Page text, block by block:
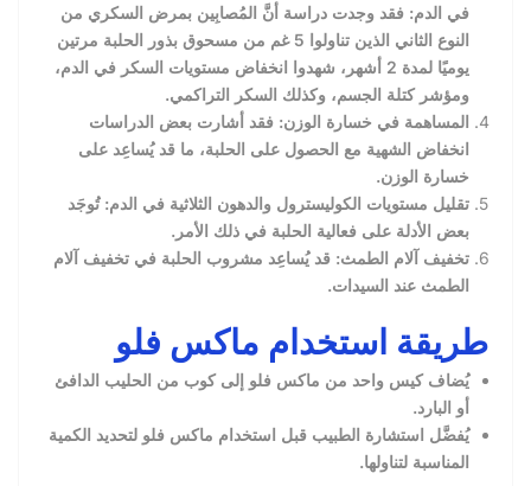
في الدم: فقد وجدت دراسة أنَّ المُصابِين بمرض السكري من
النوع الثاني الذين تناولوا 5 غم من مسحوق بذور الحلبة مرتين
يوميًا لمدة 2 أشهر، شهدوا انخفاض مستويات السكر في الدم،
ومؤشر كتلة الجسم، وكذلك السكر التراكمي.
المساهمة في خسارة الوزن: فقد أشارت بعض الدراسات
انخفاض الشهية مع الحصول على الحلبة، ما قد يُساعِد على
خسارة الوزن.
تقليل مستويات الكوليسترول والدهون الثلاثية في الدم: تُوجَد
بعض الأدلة على فعالية الحلبة في ذلك الأمر.
تخفيف آلام الطمث: قد يُساعِد مشروب الحلبة في تخفيف آلام
الطمث عند السيدات.
طريقة استخدام ماكس فلو
يُضاف كيس واحد من ماكس فلو إلى كوب من الحليب الدافئ
أو البارد.
يُفضَّل استشارة الطبيب قبل استخدام ماكس فلو لتحديد الكمية
المناسبة لتناولها.